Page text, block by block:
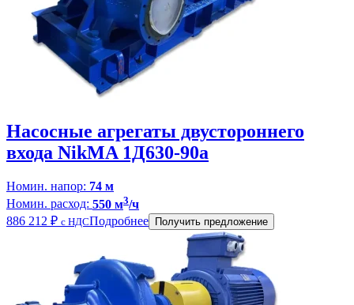
Насосные агрегаты двустороннего
входа NikMA 1Д630-90а
Номин. напор: 74 м
Номин. расход: 550 м3/ч
886 212 ₽ с НДСПодробнее Получить предложение